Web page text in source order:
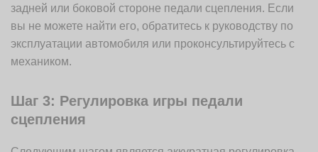
задней или боковой стороне педали сцепления. Если
вы не можете найти его, обратитесь к руководству по
эксплуатации автомобиля или проконсультируйтесь с
механиком.
Шаг 3: Регулировка игры педали
сцепления